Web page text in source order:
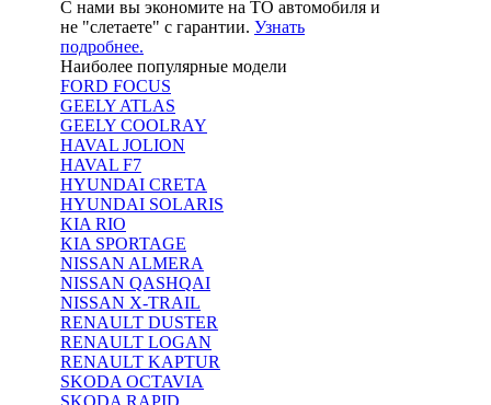
С нами вы экономите на ТО автомобиля и
не "слетаете" с гарантии. Узнать
подробнее.
Наиболее популярные модели
FORD FOCUS
GEELY ATLAS
GEELY COOLRAY
HAVAL JOLION
HAVAL F7
HYUNDAI CRETA
HYUNDAI SOLARIS
KIA RIO
KIA SPORTAGE
NISSAN ALMERA
NISSAN QASHQAI
NISSAN X-TRAIL
RENAULT DUSTER
RENAULT LOGAN
RENAULT KAPTUR
SKODA OCTAVIA
SKODA RAPID